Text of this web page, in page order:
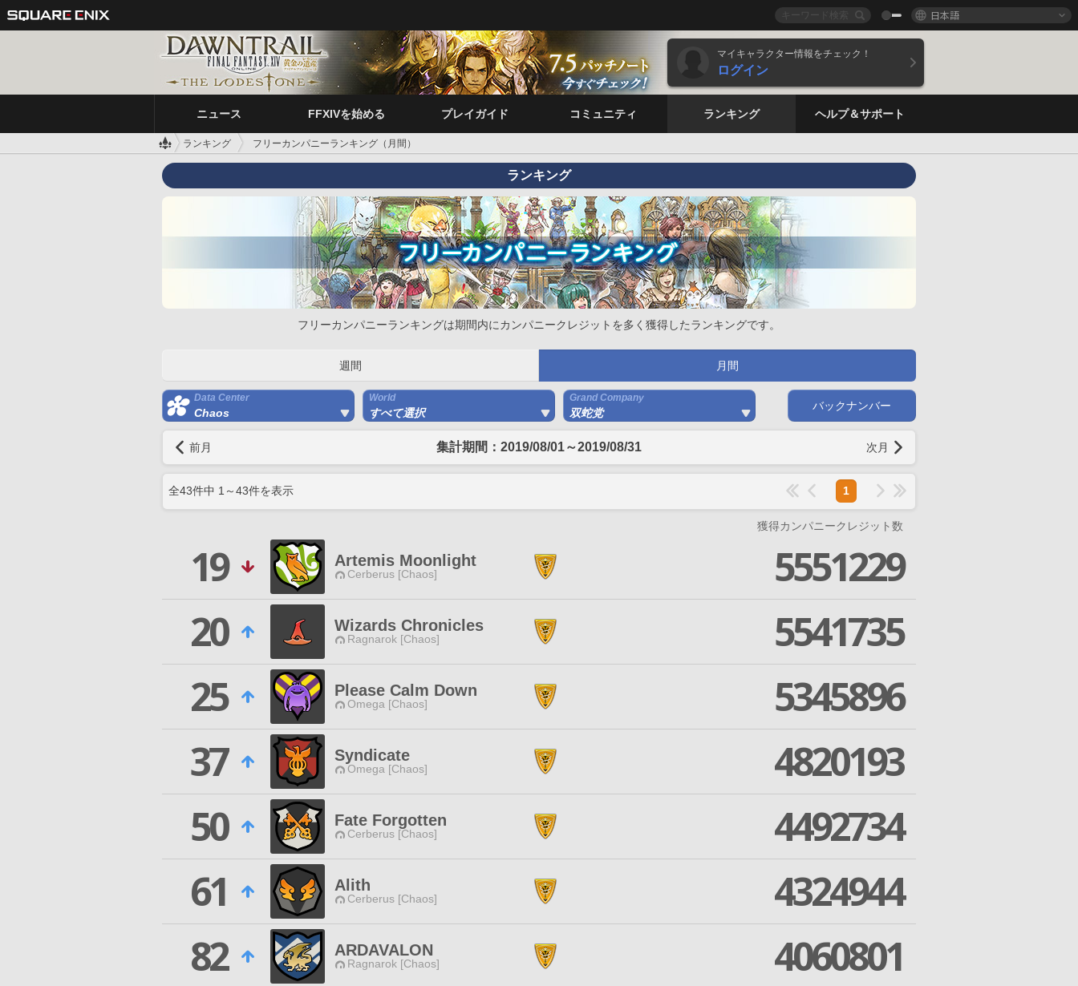
日本語
マイキャラクター情報をチェック！
ログイン
ニュース FFXIVを始める プレイガイド コミュニティ ランキング ヘルプ＆サポート
ランキング フリーカンパニーランキング（月間）
ランキング
フリーカンパニーランキングは期間内にカンパニークレジットを多く獲得したランキングです。
週間 月間
Data Center
Chaos
World
すべて選択
Grand Company
双蛇党
バックナンバー
前月 集計期間：2019/08/01～2019/08/31 次月
全43件中 1 ～43件を表示 1
獲得カンパニークレジット数
19 Artemis Moonlight
Cerberus [Chaos]
5551229
20
Wizards Chronicles
Ragnarok [Chaos]
5541735
25
Please Calm Down
Omega [Chaos]
5345896
37
Syndicate
Omega [Chaos]
4820193
50
Fate Forgotten
Cerberus [Chaos]
4492734
61
Alith
Cerberus [Chaos]
4324944
82
ARDAVALON
Ragnarok [Chaos]
4060801